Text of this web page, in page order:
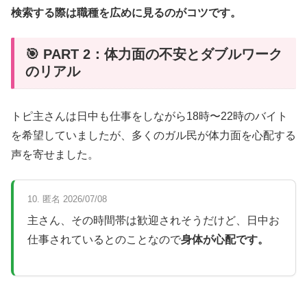
検索する際は職種を広めに見るのがコツです。
🎯 PART 2：体力面の不安とダブルワーク
のリアル
トピ主さんは日中も仕事をしながら18時〜22時のバイト
を希望していましたが、多くのガル民が体力面を心配する
声を寄せました。
10. 匿名 2026/07/08
主さん、その時間帯は歓迎されそうだけど、日中お
仕事されているとのことなので身体が心配です。